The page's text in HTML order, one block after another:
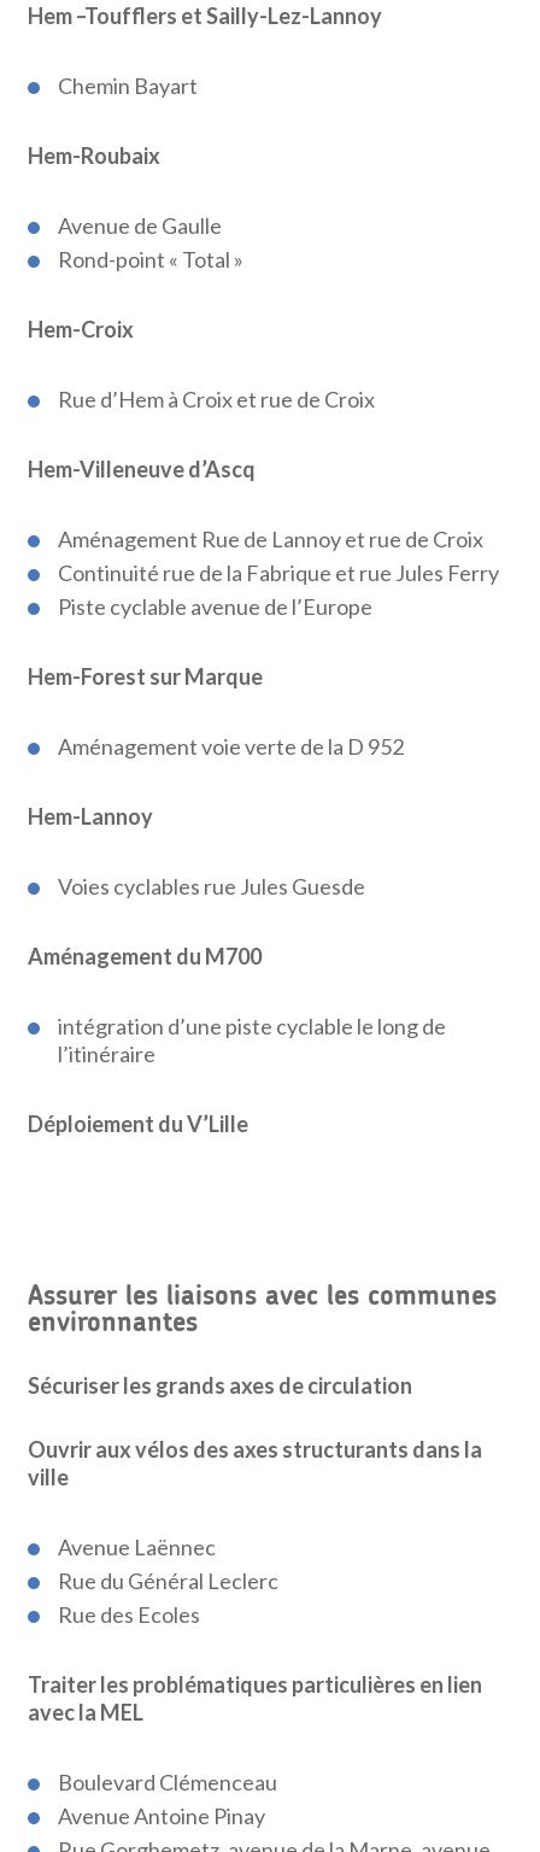
Hem –Toufflers et Sailly-Lez-Lannoy
Chemin Bayart
Hem-Roubaix
Avenue de Gaulle
Rond-point « Total »
Hem-Croix
Rue d’Hem à Croix et rue de Croix
Hem-Villeneuve d’Ascq
Aménagement Rue de Lannoy et rue de Croix
Continuité rue de la Fabrique et rue Jules Ferry
Piste cyclable avenue de l’Europe
Hem-Forest sur Marque
Aménagement voie verte de la D 952
Hem-Lannoy
Voies cyclables rue Jules Guesde
Aménagement du M700
intégration d’une piste cyclable le long de
l’itinéraire
Déploiement du V’Lille
Assurer les liaisons avec les communes
environnantes
Sécuriser les grands axes de circulation
Ouvrir aux vélos des axes structurants dans la
ville
Avenue Laënnec
Rue du Général Leclerc
Rue des Ecoles
Traiter les problématiques particulières en lien
avec la MEL
Boulevard Clémenceau
Avenue Antoine Pinay